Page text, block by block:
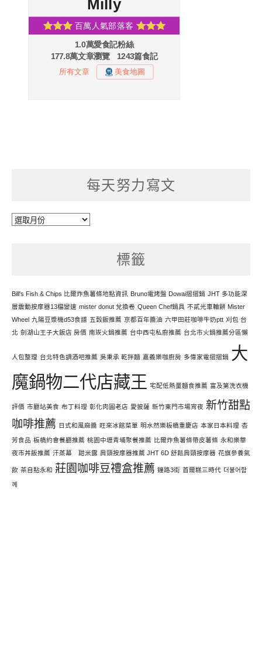
每天努力寫文
每
標籤
Bill's Fish & Chips 比爾炸魚薯條地點資訊 Bruno電烤盤 Dowai摺摺鍋 JHT 多功能深
層震動按摩器13檔變速 mister donut 兌換卷 Queen Chef鍋具 不貳光車輪餅 Mister
Wheel 九陽豆漿機d53食譜 五穀飯推薦 京都百年醬油 六甲田莊咖啡牛奶ptt 刈包 台
北 劍湖山王子大飯店 房價 南崁火鍋推薦 台中西屯私廚推薦 台北市火鍋推薦分區懶
人包整理 台北特色調酒吧推薦 吳秉承 乾拌麵 嘉義樂咖廚房 多偉家電摺摺鍋 大
魔鍋物二代店藏王 宅配低熱量麵食推薦 富及第洗衣機
評價 市廳站美食 布丁料理 彰化肉圓老店 愛披薩 新竹東門市場宵夜 新竹甜點
咖啡推薦 日式和風麻醬 旺來冰館菜單 明水然樂板橋重慶店 本家日本料理 杏
芳食品 板橋約會餐廳推薦 桃園中壢青埔聚餐推薦 比爾炸魚薯條帶皮薯條 永和樂華
夜市丼飯推薦 汗蒸幕 甜米露 肩頸按摩器推薦 JHT 6D 舒鬆肩頸按摩器 花旗參養氣
飲 茶自點永和 莊園咖啡豆禮盒推薦 鐘路3街 首爾糕三時代 더불어함
께